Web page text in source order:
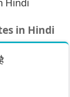
in Hindi